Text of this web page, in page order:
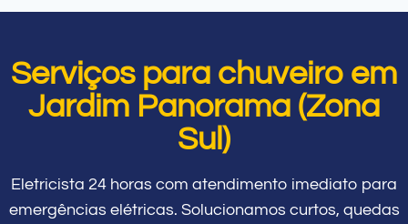
Serviços para chuveiro em
Jardim Panorama (Zona
Sul)
Eletricista 24 horas com atendimento imediato para
emergências elétricas. Solucionamos curtos, quedas